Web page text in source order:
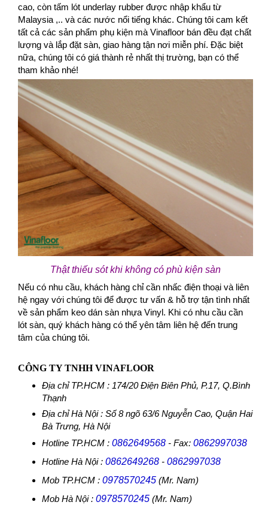
cao, còn tấm lót underlay rubber được nhập khẩu từ
Malaysia ,.. và các nước nổi tiếng khác. Chúng tôi cam kết
tất cả các sản phẩm phụ kiện mà Vinafloor bán đều đạt chất
lượng và lắp đặt sàn, giao hàng tận nơi miễn phí. Đặc biệt
nữa, chúng tôi có giá thành rẻ nhất thị trường, bạn có thể
tham khảo nhé!
Thật thiếu sót khi không có phù kiện sàn
Nếu có nhu cầu, khách hàng chỉ cần nhấc điện thoại và liên
hệ ngay với chúng tôi để được tư vấn & hỗ trợ tận tình nhất
về sản phẩm keo dán sàn nhựa Vinyl. Khi có nhu cầu cần
lót sàn, quý khách hàng có thể yên tâm liên hệ đến trung
tâm của chúng tôi.
CÔNG TY TNHH VINAFLOOR
Địa chỉ TP.HCM : 174/20 Điện Biên Phủ, P.17, Q.Bình
Thạnh
Địa chỉ Hà Nội : Số 8 ngõ 63/6 Nguyễn Cao, Quận Hai
Bà Trưng, Hà Nội
Hotline TP.HCM : 0862649568 - Fax: 0862997038
Hotline Hà Nội : 0862649268 - 0862997038
Mob TP.HCM : 0978570245 (Mr. Nam)
Mob Hà Nội : 0978570245 (Mr. Nam)